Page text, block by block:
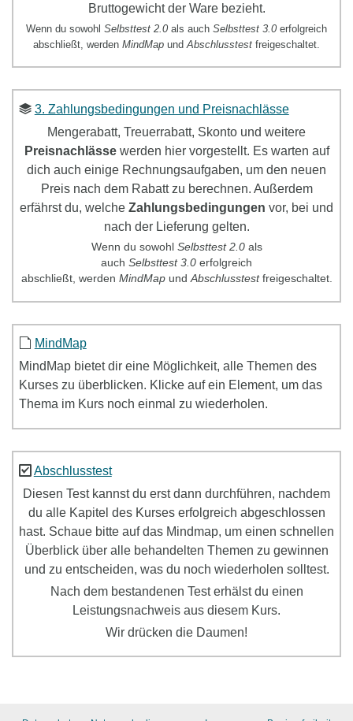
Bruttogewicht der Ware bezieht.
Wenn du sowohl Selbsttest 2.0 als auch Selbsttest 3.0 erfolgreich
abschließt, werden MindMap und Abschlusstest freigeschaltet.
3. Zahlungsbedingungen und Preisnachlässe
Mengerabatt, Treuerrabatt, Skonto und weitere
Preisnachlässewerden hier vorgestellt. Es warten auf
dich auch einige Rechnungsaufgaben, um den neuen
Preis nach dem Rabatt zu berechnen. Außerdem
erfährst du, welche Zahlungsbedingungen vor, bei und
nach der Lieferung gelten.
Wenn du sowohl Selbsttest2.0 als
auch Selbsttest3.0 erfolgreich
abschließt, werden MindMap und Abschlusstest freigeschaltet.
MindMap
MindMap bietet dir eine Möglichkeit, alle Themen des
Kurses zu überblicken. Klicke auf ein Element, um das
Thema im Kurs noch einmal zu wiederholen.
Abschlusstest
Diesen Test kannst du erst dann durchführen, nachdem
du alle Kapitel des Kurses erfolgreich abgeschlossen
hast. Schaue bitte auf das Mindmap, um einen schnellen
Überblick über alle behandelten Themen zu gewinnen
und zu entscheiden, was du noch wiederholen solltest.
Nach dem bestandenen Test erhälst du einen
Leistungsnachweis aus diesem Kurs.
Wir drücken die Daumen!